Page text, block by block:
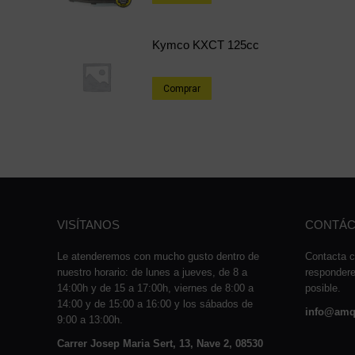
Kymco KXCT 125cc
Comprar
VISÍTANOS
Le atenderemos con mucho gusto dentro de
nuestro horario: de lunes a jueves, de 8 a
14:00h y de 15 a 17:00h, viernes de 8:00 a
14:00 y de 15:00 a 16:00 y los sábados de
9:00 a 13:00h.
Carrer Josep Maria Sert, 13, Nave 2, 08530
Contacta
posible.